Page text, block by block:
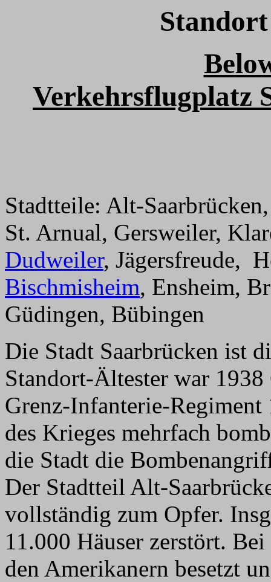
Verkehrsflugplatz
Stadtteile: Alt-
St. Arnual, Gersweiler,
Dudweiler, Jägersfreude,
Bischmisheim, Ensheim,
Güdingen, Bübingen
Die Stadt Saarbrücken ist
Standort-Ältester war 1938
Grenz-Infanterie-
des Krieges mehrfach
die Stadt die
Der Stadtteil Alt-
vollständig zum Opfer.
11.000 Häuser zerstört.
den Amerikanern besetzt